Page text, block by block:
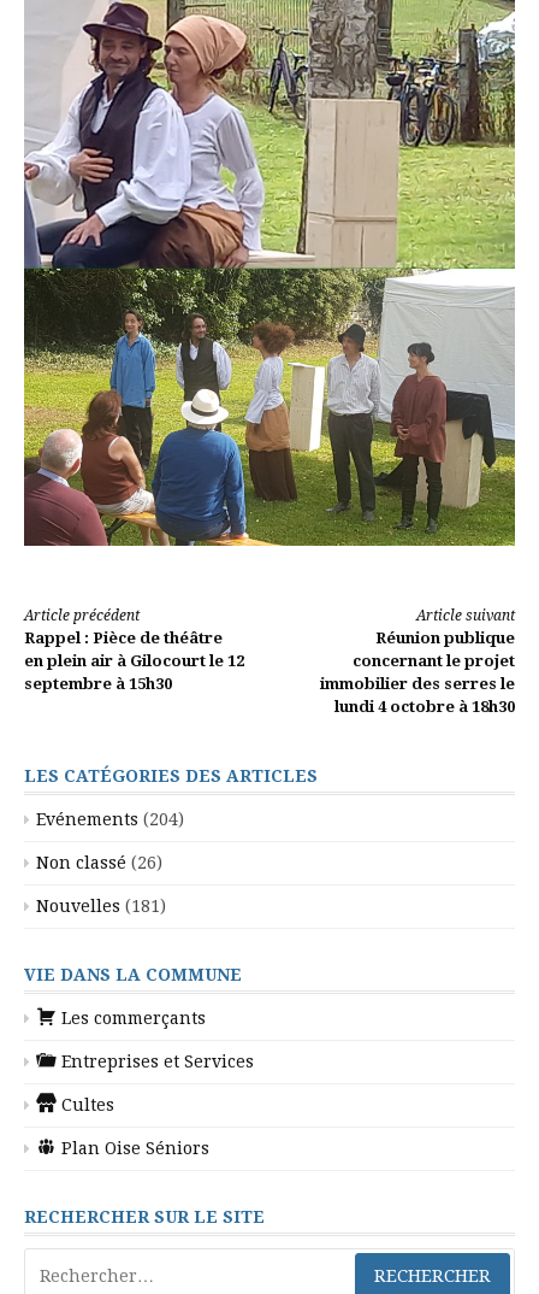
Lire
la
Article précédent
Rappel : Pièce de théâtre
en plein air à Gilocourt le 12
septembre à 15h30
Article suivant
Réunion publique
concernant le projet
immobilier des serres le
lundi 4 octobre à 18h30
LES CATÉGORIES DES ARTICLES
Evénements (204)
Non classé (26)
Nouvelles (181)
VIE DANS LA COMMUNE
Les commerçants
Entreprises et Services
Cultes
Plan Oise Séniors
RECHERCHER SUR LE SITE